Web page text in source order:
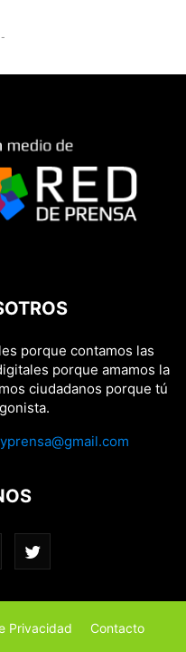
-
porque contamos las
porque amamos la
ciudadanos porque tú
Privacidad Contacto